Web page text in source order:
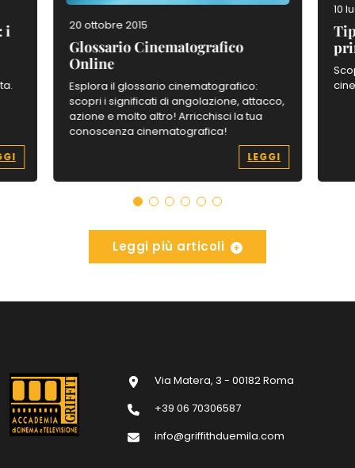
i 20 ottobre 2015
Glossario Cinematografico
Online
Esplora il glossario cinematografico:
scopri i significati di angolazione, attacco,
azione e molto altro! Arricchisci la tua
conoscenza cinematografica!
LEGGI
10
Leggi più articoli
Via Matera, 3 - 00182 Roma
+39 06 70306587
info@griffithduemila.com